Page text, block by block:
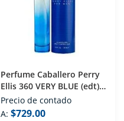
Perfume Caballero Perry
Ellis 360 VERY BLUE (edt)
Eau De Toilette 100 Ml
Precio de contado
A: $729.00